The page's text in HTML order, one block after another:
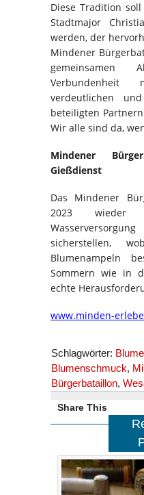
Diese Tradition
Stadtmajor
werden, der
Mindener
gemeinsamen
verdeutlichen
beteiligten
Wir alle sind da,
Mindener
Gießdienst
Das Mindener
2023 wieder
sicherstellen,
Blumenampeln
Sommern wie in
echte
www.minden-
Schlagwörter:
Blumenschmuck,
Bürgerbataillon,
Share This